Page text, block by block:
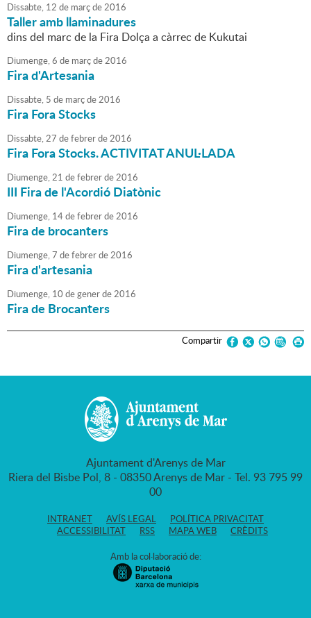
Dissabte, 12 de marçde2016
Taller amb llaminadures
dins del marc de la Fira Dolça a càrrec de Kukutai
Diumenge,6 de marçde2016
Fira d'Artesania
Dissabte, 5 de marçde2016
Fira Fora Stocks
Dissabte,27 defebrerde2016
Fira Fora Stocks. ACTIVITAT ANUL·LADA
Diumenge,21 defebrerde2016
III Fira de l'Acordió Diatònic
Diumenge, 14defebrerde2016
Fira de brocanters
Diumenge,7 defebrerde2016
Fira d'artesania
Diumenge, 10 degenerde2016
Fira de Brocanters
Compartir
Ajuntament d'Arenys de Mar
Riera del Bisbe Pol, 8 - 08350 Arenys de Mar - Tel. 93 795 99
00
INTRANET AVÍS LEGAL
POLÍTICA PRIVACITAT
ACCESSIBILITAT
RSS MAPA WEB CRÈDITS
Amb la col·laboració de: